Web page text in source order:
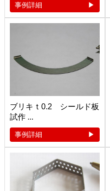
事例詳細
ブリキｔ0.2 シールド板
試作 ...
事例詳細